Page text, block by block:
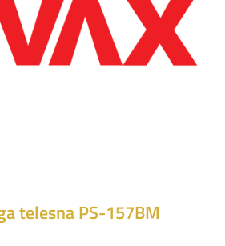
telesna PS-157BM